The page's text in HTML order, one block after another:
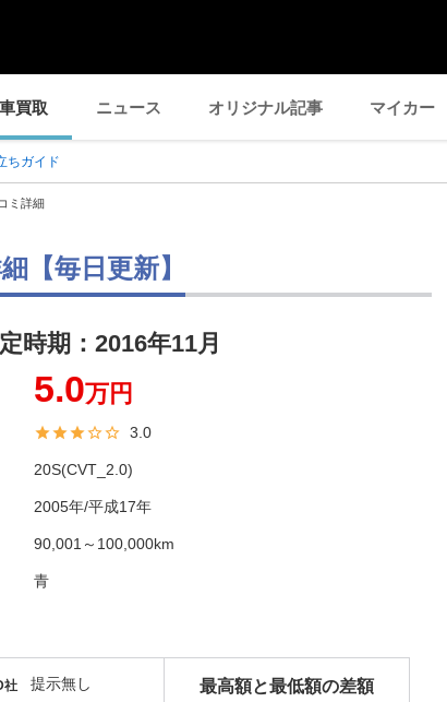
車買取 ニュース オリジナル記事 マイカー
ちガイド
ミ詳細
【毎日更新】
時期： 2016年11月
5.0万円
3.0
20S(CVT_2.0)
2005年/平成17年
90,001～100,000km
青
社 提示無し 最高額と最低額の差額